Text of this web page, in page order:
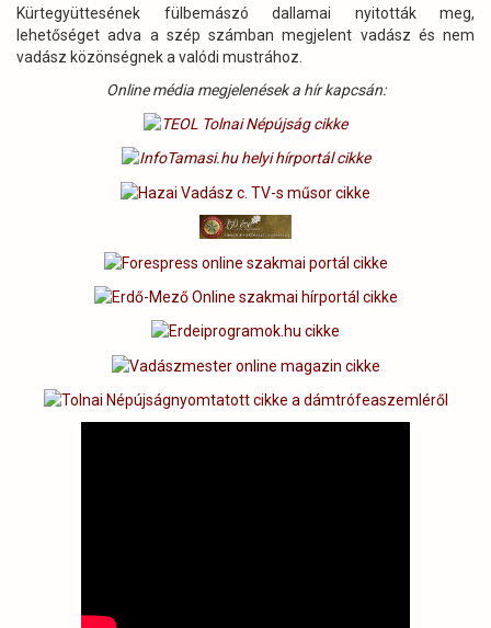
Kürtegyüttesének fülbemászó dallamai nyitották meg,
lehetőséget adva a szép számban megjelent vadász és nem
vadász közönségnek a valódi mustrához.
Online média megjelenések a hír kapcsán: